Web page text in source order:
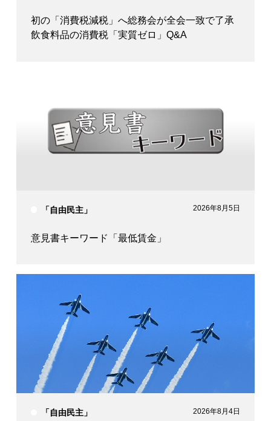
初の「消費税減税」へ総務会が全会一致で了承
飲食料品の消費税「実質ゼロ」Q&A
「自由民主」 2026年8月5日
意見書キーワード「最低賃金」
「自由民主」 2026年8月4日